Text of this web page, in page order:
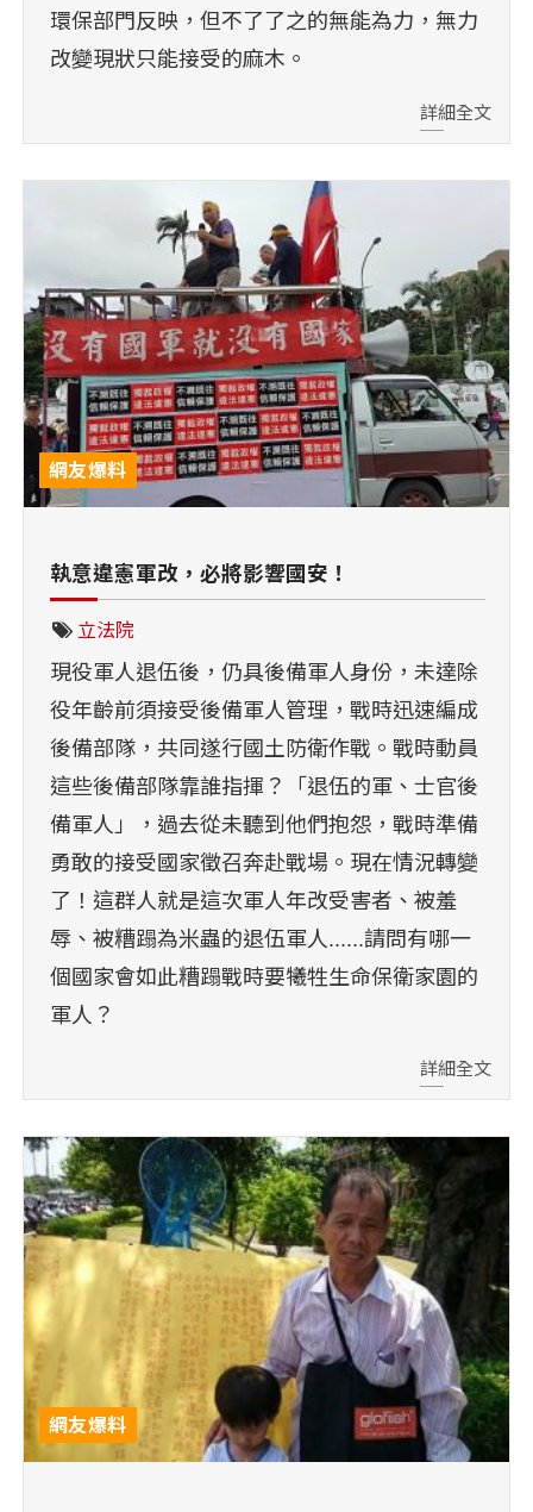
環保部門反映，但不了了之的無能為力，無力
改變現狀只能接受的麻木。
詳細全文
網友爆料
執意違憲軍改，必將影響國安！
立法院
現役軍人退伍後，仍具後備軍人身份，未達除
役年齡前須接受後備軍人管理，戰時迅速編成
後備部隊，共同遂行國土防衛作戰。戰時動員
這些後備部隊靠誰指揮？「退伍的軍、士官後
備軍人」，過去從未聽到他們抱怨，戰時準備
勇敢的接受國家徵召奔赴戰場。現在情況轉變
了！這群人就是這次軍人年改受害者、被羞
辱、被糟蹋為米蟲的退伍軍人......請問有哪一
個國家會如此糟蹋戰時要犧牲生命保衛家園的
軍人？
詳細全文
網友爆料